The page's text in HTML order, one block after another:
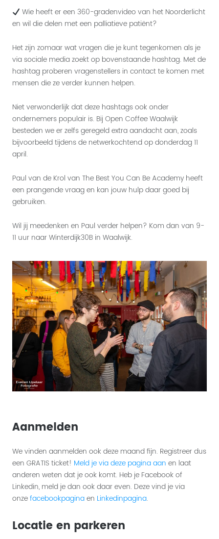
Wie heeft er een 360-gradenvideo van het Noorderlicht
en wil die delen met een palliatieve patiënt?
Het zijn zomaar wat vragen die je kunt tegenkomen als je
via sociale media zoekt op bovenstaande hashtag. Met de
hashtag proberen vragenstellers in contact te komen met
mensen die ze verder kunnen helpen.
Niet verwonderlijk dat deze hashtags ook onder
ondernemers populair is. Bij Open Coffee Waalwijk
besteden we er zelfs geregeld extra aandacht aan, zoals
bijvoorbeeld tijdens de netwerkochtend op donderdag 11
april.
Paul van de Krol van The Best You Can Be Academy heeft
een prangende vraag en kan jouw hulp daar goed bij
gebruiken.
Wil jij meedenken en Paul verder helpen? Kom dan van 9-
11 uur naar Winterdijk30B in Waalwijk.
Aanmelden
We vinden aanmelden ook deze maand fijn. Registreer dus
een GRATIS ticket! Meld je via deze pagina aan en laat
anderen weten dat je ook komt. Heb je Facebook of
Linkedin, meld je dan ook daar even. Deze vind je via
onzefacebookpaginaen Linkedinpagina.
Locatie en parkeren